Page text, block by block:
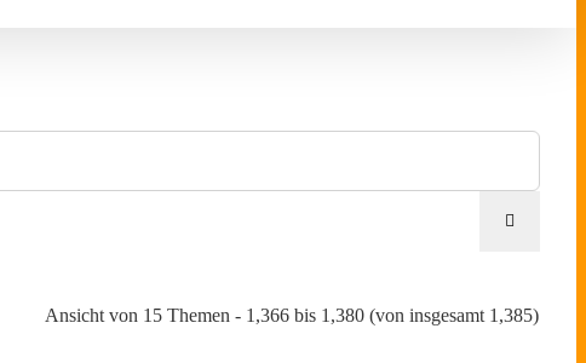
Ansicht von 15 Themen - 1,366 bis 1,380 (von insgesamt 1,385)